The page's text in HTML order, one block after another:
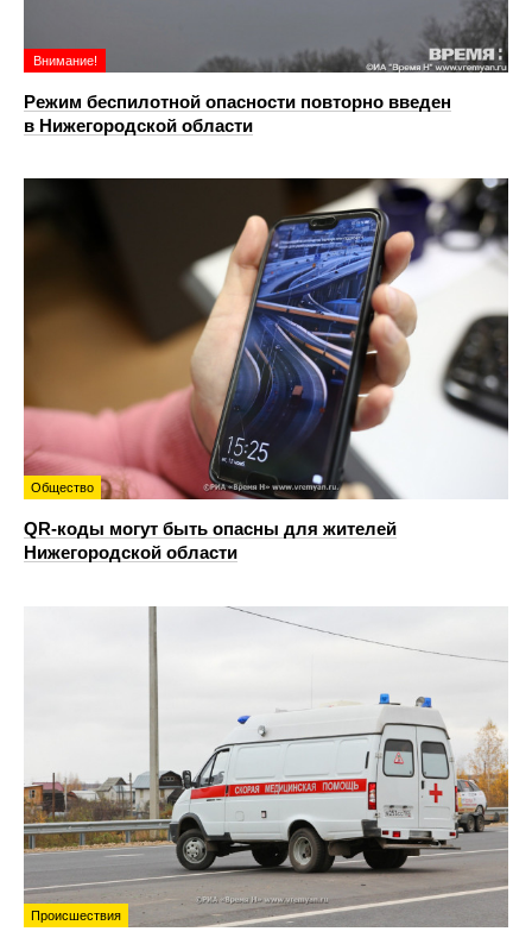
Внимание!
Режим беспилотной опасности повторно введен
в Нижегородской области
Общество
QR-коды могут быть опасны для жителей
Нижегородской области
Происшествия